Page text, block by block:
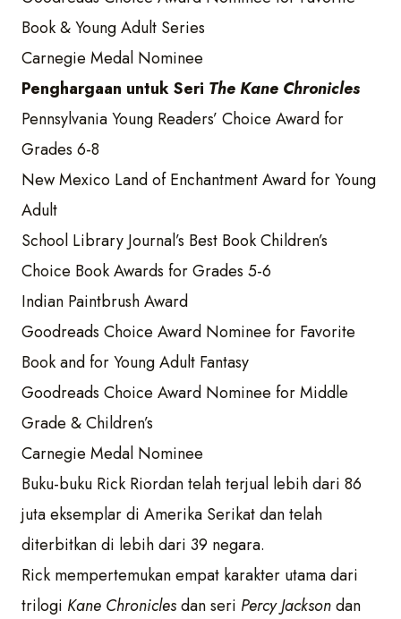
Book & Young Adult Series
Carnegie Medal Nominee
Penghargaan untuk Seri The Kane Chronicles
Pennsylvania Young Readers’ Choice Award for
Grades 6-8
New Mexico Land of Enchantment Award for Young
Adult
School Library Journal’s Best Book Children’s
Choice Book Awards for Grades 5-6
Indian Paintbrush Award
Goodreads Choice Award Nominee for Favorite
Book and for Young Adult Fantasy
Goodreads Choice Award Nominee for Middle
Grade & Children’s
Carnegie Medal Nominee
Buku-buku Rick Riordan telah terjual lebih dari 86
juta eksemplar di Amerika Serikat dan telah
diterbitkan di lebih dari 39 negara.
Rick mempertemukan empat karakter utama dari
trilogi Kane Chroniclesdan seri Percy Jacksondan